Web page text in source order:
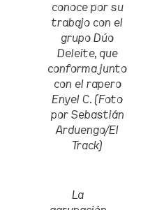
conoce por su
trabajo con el
grupo Dúo
Deleite, que
conforma junto
con el rapero
Enyel C. (Foto
por Sebastián
Arduengo/El
Track)
La